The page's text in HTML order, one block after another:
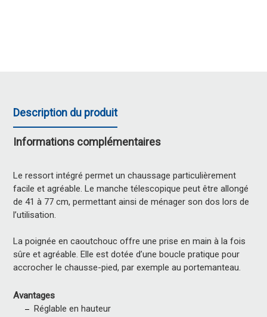
Description du produit
Informations complémentaires
Le ressort intégré permet un chaussage particulièrement
facile et agréable. Le manche télescopique peut être allongé
de 41 à 77 cm, permettant ainsi de ménager son dos lors de
l’utilisation.
La poignée en caoutchouc offre une prise en main à la fois
sûre et agréable. Elle est dotée d’une boucle pratique pour
accrocher le chausse-pied, par exemple au portemanteau.
Avantages
Réglable en hauteur